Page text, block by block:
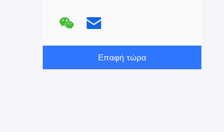
Επαφή τώρα